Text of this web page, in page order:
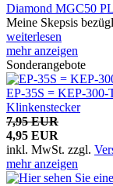
Diamond MGC50
Meine Skepsis
weiterlesen
mehr anzeigen
Sonderangebote
EP-35S = KEP-300-
Klinkenstecker
7,95 EUR
4,95 EUR
inkl. MwSt. zzgl.
mehr anzeigen